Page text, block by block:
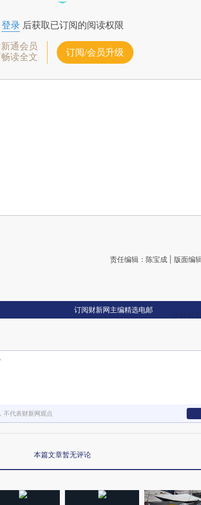
登录后获取已订阅的阅读权限
通会员
读全文
订阅/会员升级
责任编辑：陈宝成 | 版面编
订阅财新网主编精选电邮
不代表财新网观点
本篇文章暂无评论